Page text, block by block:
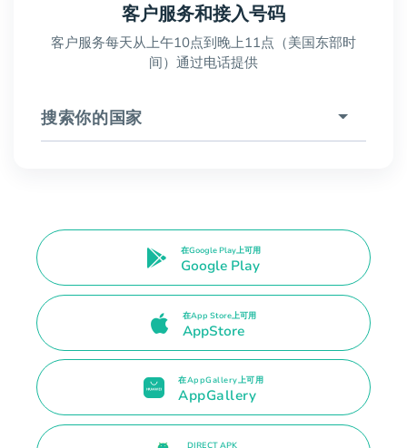
客户服务和接入号码
客户服务每天从上午10点到晚上11点（美国东部时
间）通过电话提供
搜索你的国家
在Google Play上可用
Google Play
在App Store上可用
AppStore
在AppGallery上可用
AppGallery
DIRECT APK